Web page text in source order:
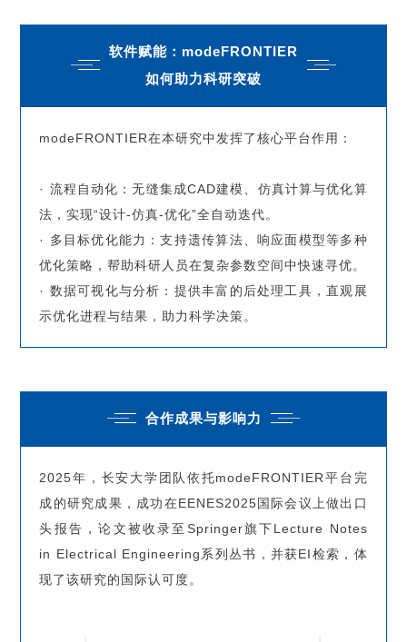
软件赋能：modeFRONTIER
如何助力科研突破
modeFRONTIER在本研究中发挥了核心平台作用：
· 流程自动化：无缝集成CAD建模、仿真计算与优化算
法，实现“设计-仿真-优化”全自动迭代。
· 多目标优化能力：支持遗传算法、响应面模型等多种
优化策略，帮助科研人员在复杂参数空间中快速寻优。
· 数据可视化与分析：提供丰富的后处理工具，直观展
示优化进程与结果，助力科学决策。
合作成果与影响力
2025年，长安大学团队依托modeFRONTIER平台完
成的研究成果，成功在EENES2025国际会议上做出口
头报告，论文被收录至Springer旗下Lecture Notes
in Electrical Engineering系列丛书，并获EI检索，体
现了该研究的国际认可度。